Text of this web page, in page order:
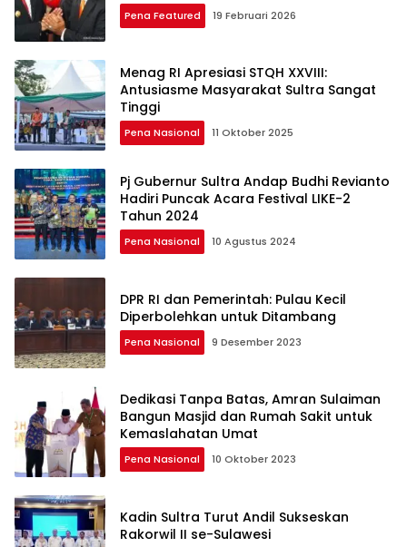
Pena Featured 19 Februari 2026
Menag RI Apresiasi STQH XXVIII:
Antusiasme Masyarakat Sultra Sangat
Tinggi
Pena Nasional 11 Oktober 2025
Pj Gubernur Sultra Andap Budhi Revianto
Hadiri Puncak Acara Festival LIKE-2
Tahun 2024
Pena Nasional 10 Agustus 2024
DPR RI dan Pemerintah: Pulau Kecil
Diperbolehkan untuk Ditambang
Pena Nasional 9 Desember 2023
Dedikasi Tanpa Batas, Amran Sulaiman
Bangun Masjid dan Rumah Sakit untuk
Kemaslahatan Umat
Pena Nasional 10 Oktober 2023
Kadin Sultra Turut Andil Sukseskan
Rakorwil II se-Sulawesi